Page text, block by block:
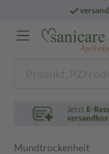
versandkostenfrei
Mundtrockenheit